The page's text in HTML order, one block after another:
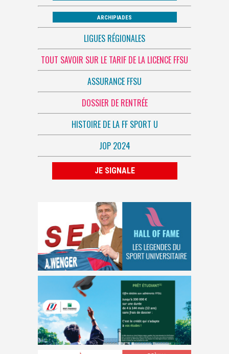
ARCHIPIADES
LIGUES RÉGIONALES
TOUT SAVOIR SUR LE TARIF DE LA LICENCE FFSU
ASSURANCE FFSU
DOSSIER DE RENTRÉE
HISTOIRE DE LA FF SPORT U
JOP 2024
JE SIGNALE